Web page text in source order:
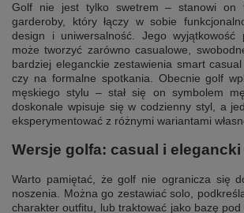
Golf nie jest tylko swetrem – stanowi on
garderoby, który łączy w sobie
design i uniwersalność. Jego
może tworzyć zarówno casualowe,
bardziej eleganckie zestawienia smart
czy na formalne spotkania. Obecnie golf
męskiego stylu – stał się on symbolem
doskonale wpisuje się w codzienny styl, a
eksperymentować z różnymi wariantami
Wersje golfa: casual i
Warto pamiętać, że golf nie ogranicza się
noszenia. Można go zestawiać solo,
charakter outfitu, lub traktować jako bazę pod